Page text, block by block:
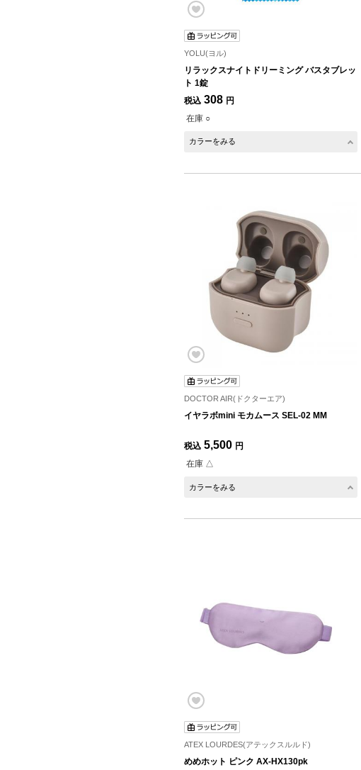
YOLU(ヨル)
リラックスナイトドリーミング バスタブレッ
ト 1錠
税込 308 円
在庫 ○
カラーをみる
DOCTOR AIR(ドクターエア)
イヤラボmini モカムース SEL-02 MM
税込 5,500 円
在庫 △
カラーをみる
ATEX LOURDES(アテックスルルド)
めめホット ピンク AX-HX130pk